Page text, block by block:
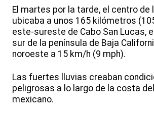
El martes por la tarde, el centro
ubicaba a unos 165 kilómetros
este-sureste de Cabo San Lucas,
sur de la península de Baja
noroeste a 15 km/h (9 mph).
Las fuertes lluvias creaban
peligrosas a lo largo de la costa
mexicano.